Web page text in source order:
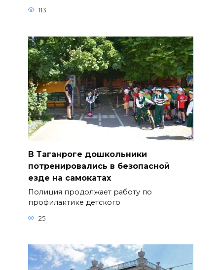
113
В Таганроге дошкольники
потренировались в безопасной
езде на самокатах
Полиция продолжает работу по
профилактике детского
25